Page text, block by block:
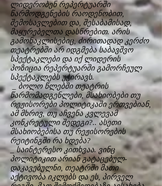
ლიდერობენ რეპერტუარში
წარმოდგენების რაოდენობით,
შემოსავლებით და, შესაბამისად,
მაყურებელთა დასწრებით. არის
გამონაკლისებიც, ძირითადად კერძო
თეატრებში არ იდგმება საბავშვო
სპექტაკლები და იქ ლიდერის
პოზიცია რეპერტუარში გამორჩეულ
სპექტაკლებს უჭირავს.
_ ბოლო წლებში თეატრის
წარმომადგენლები, მსახიობები თუ
რეჟისორები პოლიტიკაში ერთვებიან,
ამ მხრივ, თუ აჩვენა კვლევამ
კონკრეტული შედეგი?.. ასეთი
მსახიობებისა თუ რეჟისორების
რეიტინგში რა ხდება?
_ საინტერესო კითხვაა. ვინც
პოლიტიკით არიან გატაცებულ-
დაკავებულნი, თეატრში მათი
აქტივობა იკლებს და ეს, პირველ